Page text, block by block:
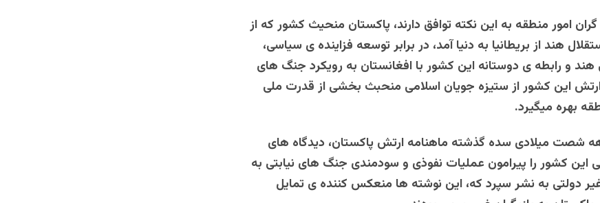
امور منطقه به این نکته توافق دارند، پاکستان منحیث کشور که از
هند از بریطانیا به دنیا آمد، در برابر توسعه فزاینده ی سیاسی،
هند و رابطه ی دوستانه این کشور با افغانستان به رویکرد جنگ های
و ارتش این کشور از ستیزه جویان اسلامی منحبث بخشی از قدرت ملی
بهره میگیرد.
شصت میلادی سده گذشته ماهنامه ارتش پاکستان، دیدگاه های
این کشور را پیرامون عملیات نفوذی و سودمندی جنگ های نیابتی به
دولتی به نشر سپرد که، این نوشته ها منعکس کننده ی تمایل